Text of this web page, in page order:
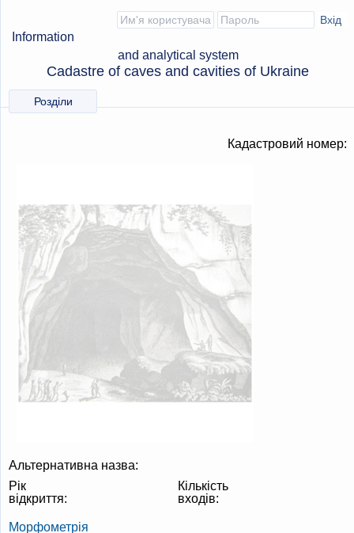
Information
and analytical system
Cadastre of caves and cavities of Ukraine
Розділи
Кадастровий номер:
Альтернативна назва:
Рік
відкриття:
Кількість
входів:
Морфометрія